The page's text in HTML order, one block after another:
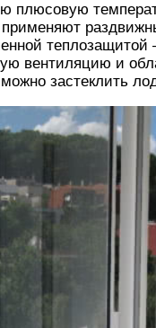
плюсовую
вентиляцию и
застеклить